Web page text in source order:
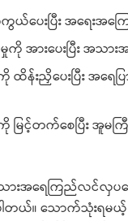
ယ်ပေးပြီး အရေးအကြ
အားပေးပြီး အသားအ
ထိန်းညှိပေးပြီး အရေ
ကို မြင့်တက်စေပြီး အူ
ားအရေကြည်လင်လှပစ
ယ်။ သောက်သုံးရမယ့်